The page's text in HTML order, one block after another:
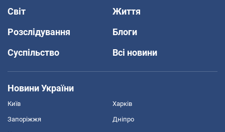
Світ
Життя
Розслідування
Блоги
Суспільство
Всі новини
Новини України
Київ Харків
Запоріжжя Дніпро